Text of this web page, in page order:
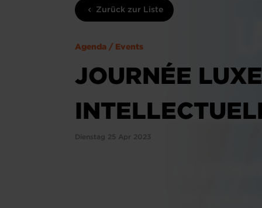
Zurück zur Liste
Agenda / Events
JOURNÉE
Dienstag 25 Apr 2023